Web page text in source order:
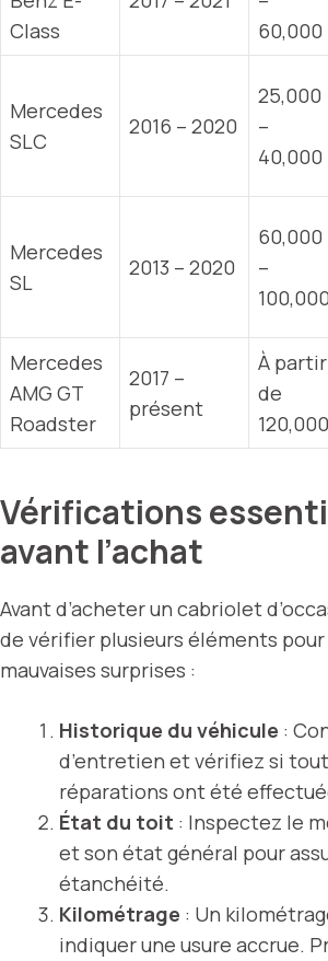
Class
60,000
Mercedes
SLC
2016 – 2020
25,000
–
40,000
Mercedes
SL
2013 – 2020
60,000
–
100,000
Mercedes
AMG GT
Roadster
2017 –
présent
À partir
de
120,000
Vérifications
avant l’achat
Avant d’acheter un cabriolet
de vérifier plusieurs éléments
mauvaises surprises :
Historique du véhicule :
d’entretien et vérifiez si
réparations ont été
État du toit : Inspectez le
et son état général pour
étanchéité.
Kilométrage : Un
indiquer une usure accrue.